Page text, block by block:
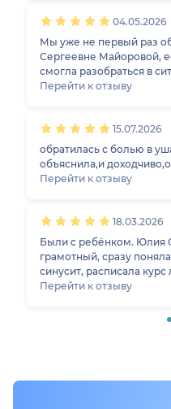
04.05.2026
Мы уже не первый раз
Сергеевне Майоровой,
смогла разобраться в
мы его еще проходим.
торопится.
Перейти к отзыву
15.07.2026
обратилась с болью в
объяснила,и
Перейти к отзыву
18.03.2026
Были с ребёнком. Юлия
грамотный, сразу
синусит, расписала
Перейти к отзыву